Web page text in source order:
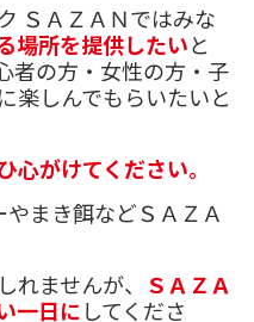
ＳＡＺＡＮではみな
場所を提供したいと
者の方・女性の方・子
楽しんでもらいたいと
心がけてください。
まき餌などＳＡＺＡ
ませんが、 ＳＡＺＡ
一日にしてくださ